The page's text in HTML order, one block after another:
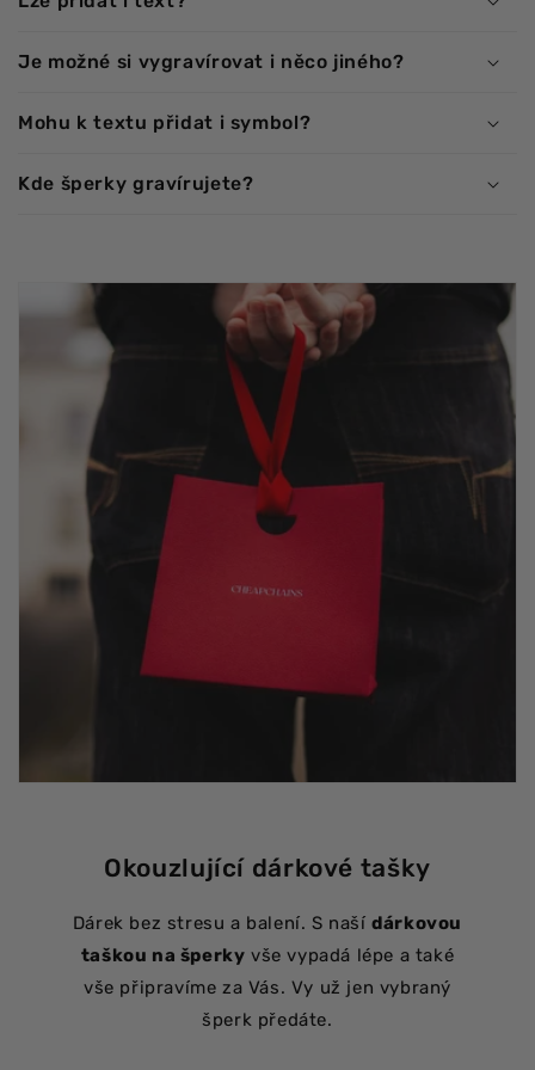
Je možné si vygravírovat i něco jiného?
Mohu k textu přidat i symbol?
Kde šperky gravírujete?
Okouzlující dárkové tašky
Dárek bez stresu a balení. S našídárkovou
taškou na šperky vše vypadá lépe a také
vše připravíme za Vás. Vy už jen vybraný
šperk předáte.